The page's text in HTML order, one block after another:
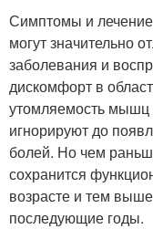
Симптомы и лечение
могут значительно
заболевания и
дискомфорт в
утомляемость мышц
игнорируют до
болей. Но чем
сохранится
возрасте и тем
последующие годы.